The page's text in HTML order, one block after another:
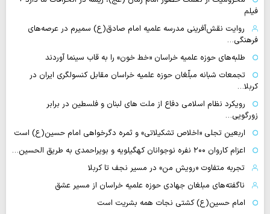
فیلم
روایت نقش‌آفرینی مدرسه علمیه امام صادق(ع) سمیرم در عرصه‌های
فرهنگی…
طلبه‌های حوزه علمیه خراسان «خط خون» را به قاب سینما آوردند
تجمعات شبانه مبلّغان حوزه علمیه خراسان مقابل کنسولگری ایران در
کربلا…
رویکرد نظام اسلامی دفاع از ملت های لبنان و فلسطین در برابر
زورگویی…
اربعین تجلی «اخلاص تشکیلاتی» و ثمره دگرخواهی امام حسین(ع) است
اعزام کاروان ۲۰۰ نفره نوجوانان کهگیلویه و بویراحمدی به طریق الحسین…
تجربه متفاوت «رویش من» در مسیر نجف تا کربلا
ناگفته‌های مبلغان جهادی حوزه علمیه خراسان از مسیر عشق
امام حسین(ع) کشتی نجات همه بشریت است